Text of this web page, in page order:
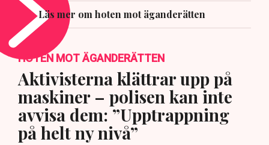
Läs mer om hoten mot äganderätten
HOTEN MOT ÄGANDERÄTTEN
Aktivisterna klättrar upp på
maskiner – polisen kan inte
avvisa dem: ”Upptrappning
på helt ny nivå”